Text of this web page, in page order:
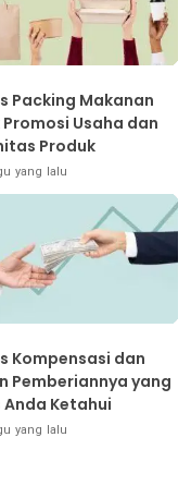
Packing Makanan
Usaha dan
Produk
yang lalu
Kompensasi dan
Pemberiannya yang
Anda Ketahui
yang lalu